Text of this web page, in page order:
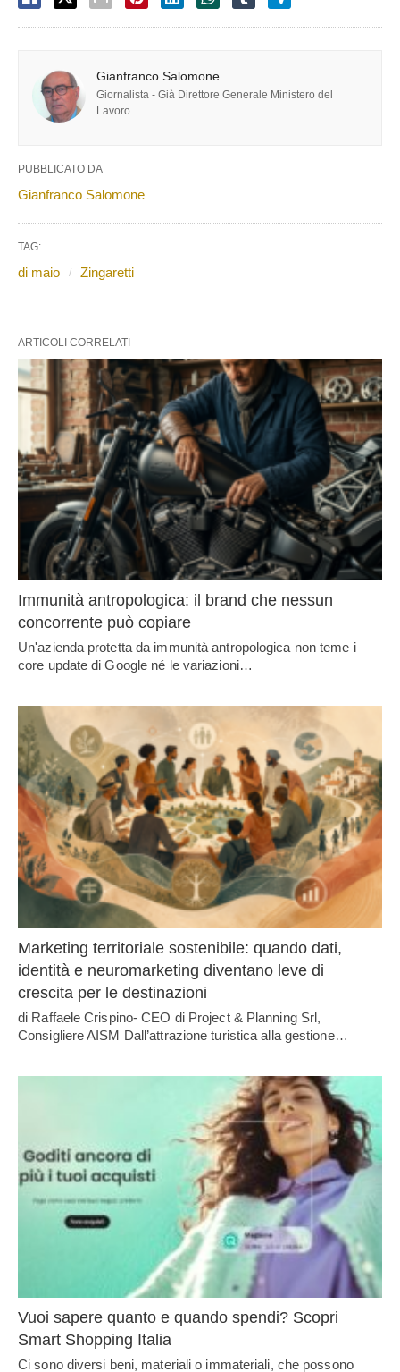
Gianfranco Salomone
Giornalista - Già Direttore Generale Ministero del
Lavoro
PUBBLICATO DA
Gianfranco Salomone
TAG:
di maio Zingaretti
ARTICOLI CORRELATI
Immunità antropologica: il brand che nessun
concorrente può copiare
Un'azienda protetta da immunità antropologica non teme i
core update di Google né le variazioni…
Marketing territoriale sostenibile: quando dati,
identità e neuromarketing diventano leve di
crescita per le destinazioni
di Raffaele Crispino- CEO di Project & Planning Srl,
Consigliere AISM Dall’attrazione turistica alla gestione…
Vuoi sapere quanto e quando spendi? Scopri
Smart Shopping Italia
Ci sono diversi beni, materiali o immateriali, che possono